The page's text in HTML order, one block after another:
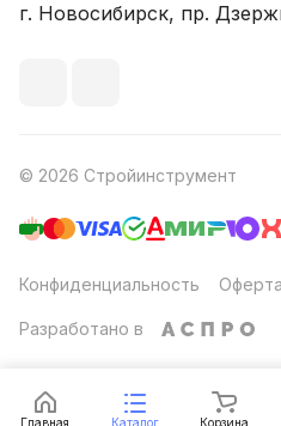
Главная Каталог Корзина
г. Новосибирск, пр.
© 2026 Стройинструмент
Конфиденциальность Оферта
Разработано в